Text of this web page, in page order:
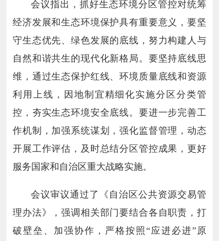
会议指出，抓好生态环境分区管控对统筹
经济发展和生态环境保护具有重要意义，要坚
守生态优先、绿色发展的底线，努力构建人与
自然和谐共生的现代化新格局。要坚持底线思
维，通过生态保护红线、环境质量底线和资源
利用上线，因地制宜精细化实施分区分类管
控，夯实生态环境安全底线。要进一步完善工
作机制，加强系统谋划，强化监督管理，动态
开展工作评估，及时总结分区管控成果，更好
服务国家和自治区重大战略实施。
会议审议通过了《自治区公共资源交易管
理办法》，强调相关部门要结合各自职责，打
破壁垒、加强协作，严格按照“应进必进”原